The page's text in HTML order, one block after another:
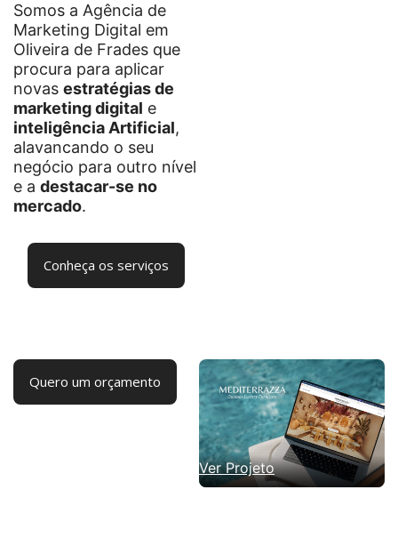
Somos a Agência de
Marketing Digital em
Oliveira de Frades que
procura para aplicar
novas estratégias de
marketing digital e
inteligência Artificial,
alavancando o seu
negócio para outro nível
e a destacar-se no
mercado.
Conheça os serviços
Quero um orçamento
Ver Projeto